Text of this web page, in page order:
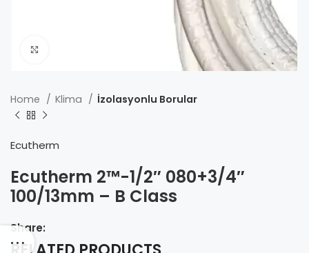
Home Klima İzolasyonlu Borular
Ecutherm
Ecutherm 2™-1/2″ 080+3/4″
100/13mm – B Class
Share: